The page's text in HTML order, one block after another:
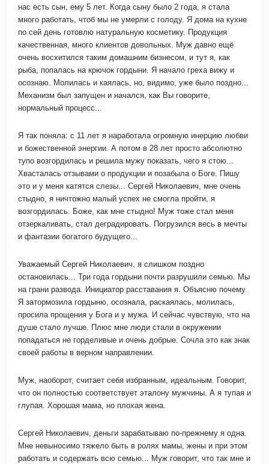
нас есть сын, ему 5 лет. Когда сыну было 2 года, я стала
много работать, чтоб мы не умерли с голоду. Я дома на кухне
по сей день готовлю натуральную косметику. Продукция
качественная, много клиентов довольных. Муж давно ещё
очень восхитился таким домашним бизнесом, и тут я, как
рыба, попалась на крючок гордыни. Я начало греха вижу и
осознаю. Молилась и каялась, но, видимо, уже было поздно...
Механизм был запущен и начался, как Вы говорите,
нормальный процесс...
Я так поняла: с 11 лет я наработала огромную инерцию любви
и божественной энергии. А потом в 28 лет просто абсолютно
тупо возгордилась и решила мужу показать, чего я стою...
Хвасталась отзывами о продукции и позабыла о Боге. Пишу
это и у меня катятся слезы... Сергей Николаевич, мне очень
стыдно, я ничтожно малый успех не смогла пройти, я
возгордилась. Боже, как мне стыдно! Муж тоже стал меня
отзеркаливать, стал деградировать. Погрузился весь в мечты
и фантазии богатого будущего...
Уважаемый Сергей Николаевич, я слишком поздно
остановилась... Три года гордыни почти разрушили семью. Мы
на грани развода. Инициатор расставания я. Объясню почему.
Я затормозила гордыню, осознала, раскаялась, молилась,
просила прощения у Бога и у мужа. И сейчас чувствую, что на
душе стало лучше. Плюс мне люди стали в окружении
попадаться не горделивые и очень добрые. Сочла это как знак
своей работы в верном направлении.
Муж, наоборот, считает себя избранным, идеальным. Говорит,
что он полностью соответствует эталону мужчины. А я тупая и
глупая. Хорошая мама, но плохая жена.
Сергей Николаевич, деньги зарабатываю по-прежнему я одна.
Мне невыносимо тяжело быть в ролях мамы, жены и при этом
работать и содержать всю семью... Муж говорит, что так мне и